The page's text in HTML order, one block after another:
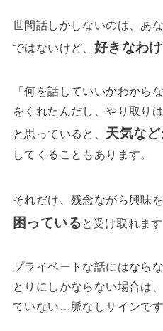
世間話しかしないのは、あ
ではないけど、 好きなわ
「何を話していいかわから
をくれたんだし、やり取り
と思っていると、 天気な
してくることもあります。
それだけ、残念ながら興味
困っていると受け取れます
プライベートな話にはなら
とりにしかならない場合は
ていない…脈なしサインです